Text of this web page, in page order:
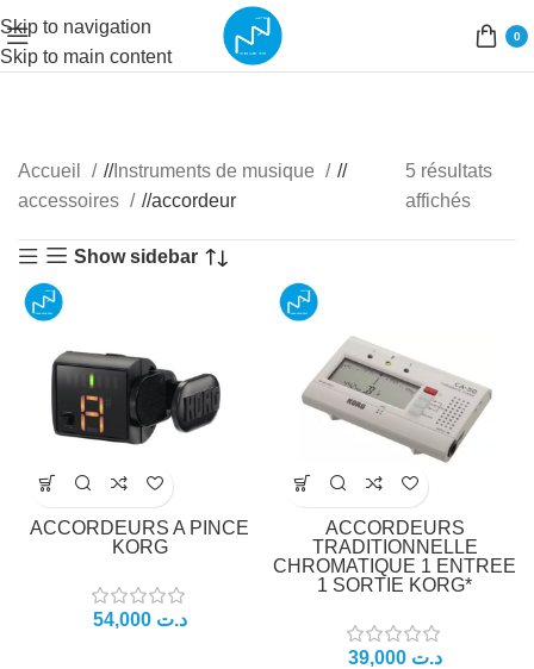
Skip to navigation
Skip to main content
0
Accueil / Instruments de musique
/
accessoires
/ accordeur
5 résultats
affichés
Show sidebar
ACCORDEURS A PINCE
KORG
د.ت 54,000
ACCORDEURS
TRADITIONNELLE
CHROMATIQUE 1 ENTREE
1 SORTIE KORG*
د.ت 39,000